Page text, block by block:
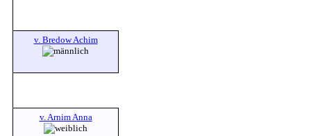
v. Bredow Achim
v. Arnim Anna